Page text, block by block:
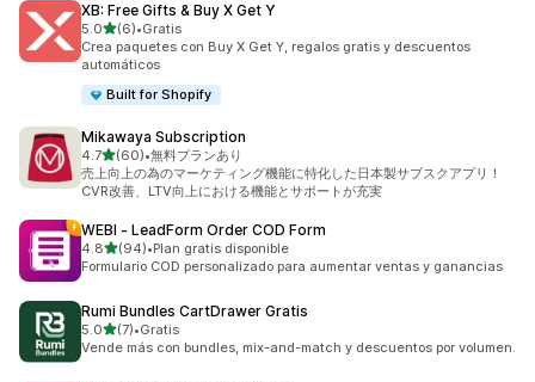
XB: Free Gifts & Buy X Get Y
5.0de 5 estrellas
(6)
6 reseñas en total
•Gratis
Crea paquetes con Buy X Get Y, regalos gratis y descuentos
automáticos
Built for Shopify
Mikawaya Subscription
4.7de 5 estrellas
(60)
60 reseñas en total
•無料プランあり
売上向上の為のマーケティング機能に特化した日本製サブスクアプリ！
CVR改善、LTV向上における機能とサポートが充実
WEBI ‑ LeadForm Order COD Form
4.8de 5 estrellas
(94)
94 reseñas en total
•Plan gratis disponible
Formulario COD personalizado para aumentar ventas y ganancias
Rumi Bundles CartDrawer Gratis
5.0de 5 estrellas
(7)
7 reseñas en total
•Gratis
Vende más con bundles, mix-and-match y descuentos por volumen.